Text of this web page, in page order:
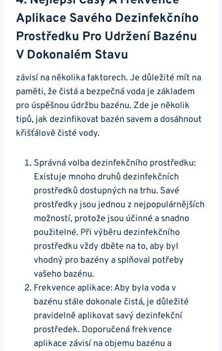
Aplikace Savého Dezinfekčního
Prostředku Pro Udržení Bazénu
V Dokonalém Stavu
závisí na několika faktorech. Je důležité mít na
paměti, že čistá a bezpečná voda je základem
pro úspěšnou údržbu bazénu. Zde je několik
tipů, jak dezinfikovat bazén savem a dosáhnout
křišťálově čisté vody.
Správná volba dezinfekčního prostředku:
Existuje mnoho druhů dezinfekčních
prostředků dostupných na trhu. Savé
prostředky jsou jednou z nejpopulárnějších
možností, protože jsou účinné a snadno
použitelné. Při výběru dezinfekčního
prostředku vždy dběte na to, aby byl
vhodný pro bazény a splňoval potřeby
vašeho bazénu.
Frekvence aplikace: Aby byla voda v
bazénu stále dokonale čistá, je důležité
pravidelně aplikovat savý dezinfekční
prostředek. Doporučená frekvence
aplikace závisí na objemu bazénu a